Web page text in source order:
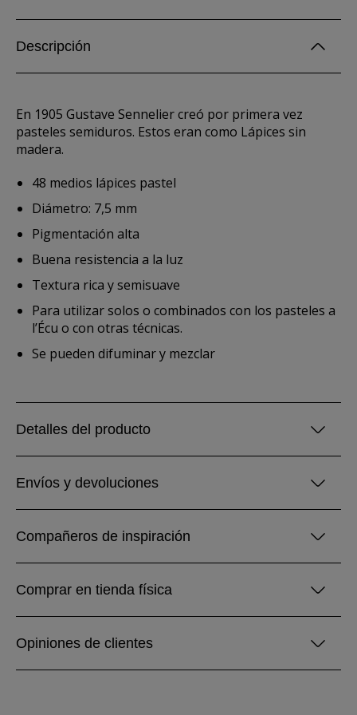
Descripción
En 1905 Gustave Sennelier creó por primera vez
pasteles semiduros. Estos eran como Lápices sin
madera.
48 medios lápices pastel
Diámetro: 7,5 mm
Pigmentación alta
Buena resistencia a la luz
Textura rica y semisuave
Para utilizar solos o combinados con los pasteles a
l’Écu o con otras técnicas.
Se pueden difuminar y mezclar
Detalles del producto
Envíos y devoluciones
Compañeros de inspiración
Comprar en tienda física
Opiniones de clientes